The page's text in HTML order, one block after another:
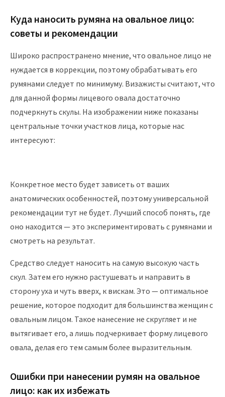
Куда наносить румяна на овальное лицо:
советы и рекомендации
Широко распространено мнение, что овальное лицо не
нуждается в коррекции, поэтому обрабатывать его
румянами следует по минимуму. Визажисты считают, что
для данной формы лицевого овала достаточно
подчеркнуть скулы. На изображении ниже показаны
центральные точки участков лица, которые нас
интересуют:
Конкретное место будет зависеть от ваших
анатомических особенностей, поэтому универсальной
рекомендации тут не будет. Лучший способ понять, где
оно находится — это экспериментировать с румянами и
смотреть на результат.
Средство следует наносить на самую высокую часть
скул. Затем его нужно растушевать и направить в
сторону уха и чуть вверх, к вискам. Это — оптимальное
решение, которое подходит для большинства женщин с
овальным лицом. Такое нанесение не скругляет и не
вытягивает его, а лишь подчеркивает форму лицевого
овала, делая его тем самым более выразительным.
Ошибки при нанесении румян на овальное
лицо: как их избежать